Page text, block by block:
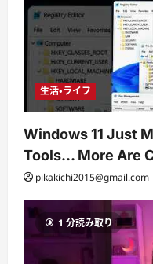
生活・ライフ
Windows 11 Just
Tools… More Are
pikakichi2015@gmail.com
1 分読み取り